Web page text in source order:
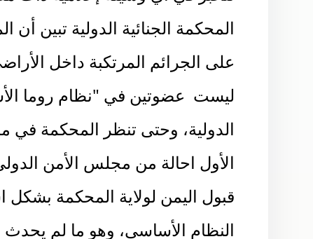
للخبر في أي وسيلة إعلامية ذات
المحكمة الجنائية الدولية تبين أن
على الجرائم المرتكبة داخل
ليست عضوتين في "نظام روما
الدولية، وحتى تنظر المحكمة
الأول احالة من مجلس الأمن